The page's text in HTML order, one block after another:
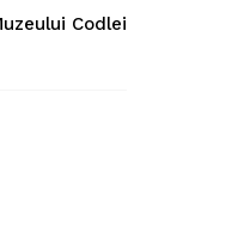
Codlei